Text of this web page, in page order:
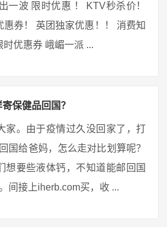
一波 限时优惠 ！ KTV秒杀价！
券！ 英团独家优惠！！ 消费知
优惠券 峨嵋一派 ...
保健品回国？
家。由于疫情过久没回家了，打
国给爸妈，怎么走对比划算呢？
想要些液体钙，不知道能邮回国
间接上iherb.com买，收 ...